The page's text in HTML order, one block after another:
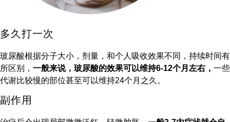
多久打一次
玻尿酸根据分子大小，剂量，和个人吸收效果不同，持续时间有
所区别， 一般来说，玻尿酸的效果可以维持6-12个月左右， 一些
代谢比较慢的部位甚至可以维持24个月之久。
副作用